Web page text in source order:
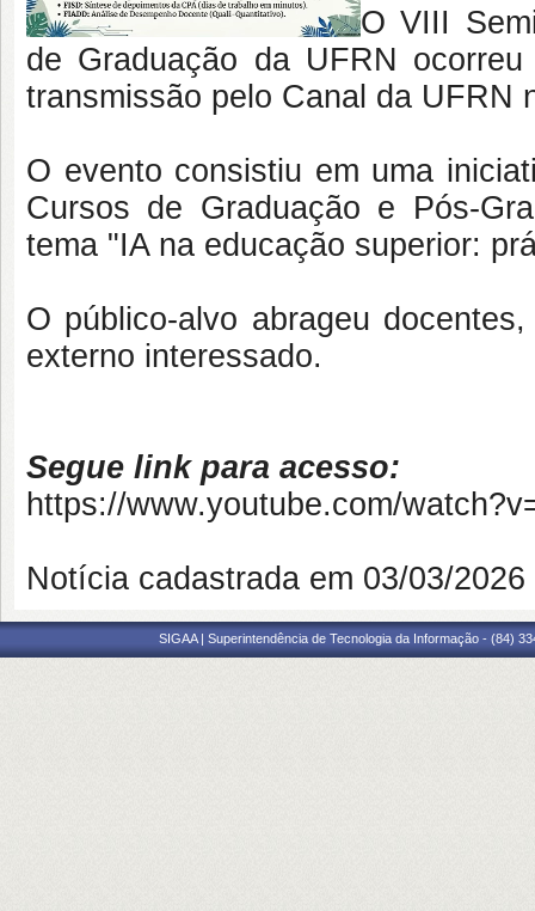
O VIII
de Graduação da UFRN
transmissão pelo Canal da UFRN
O evento consistiu em uma
Cursos de Graduação e Pós-
tema "IA na educação superior:
O público-alvo abrageu
externo interessado.
Segue link para acesso:
https://www.youtube.com/
Notícia cadastrada em 03/03/
SIGAA | Superintendência de Tecnologia da Informação - (84)